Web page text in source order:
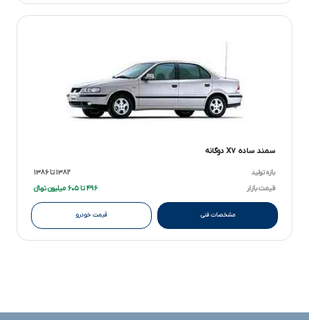
سمند ساده X۷ دوگانه
بازه تولید
۱۳۸۲ تا ۱۳۸۶
قیمت بازار
۴۹۶ تا ۶۰۵ میلیون تومانءءء
مشخصات فنی قیمت خودرو